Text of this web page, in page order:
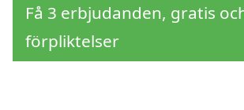
Få 3 erbjudanden, gratis
förpliktelser